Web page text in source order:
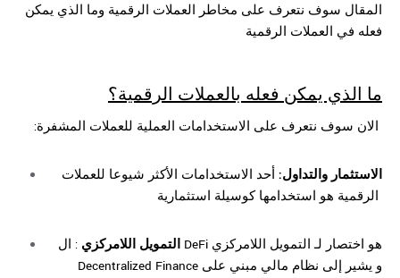
المقال سوف نتعرف على مخاطر العملات الرقمية وما الذي يمكن
فعله في العملات الرقمية
ما الذي يمكن فعله بالعملات الرقمية؟
الاستثمار والتداول: أحد الاستخدامات الأكثر شيوعا للعملات
التمويل اللامركزي : ال DeFi هو اختصار لـ التمويل اللامركزي
Decentralized Finance و يشير إلى نظام مالي مبني على